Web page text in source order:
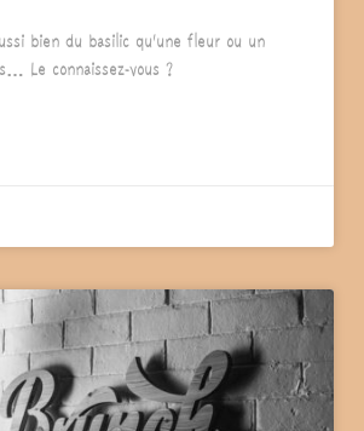
bien du basilic qu’une fleur ou un
Le connaissez-vous ?